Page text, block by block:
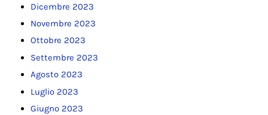
Dicembre 2023
Novembre 2023
Ottobre 2023
Settembre 2023
Agosto 2023
Luglio 2023
Giugno 2023